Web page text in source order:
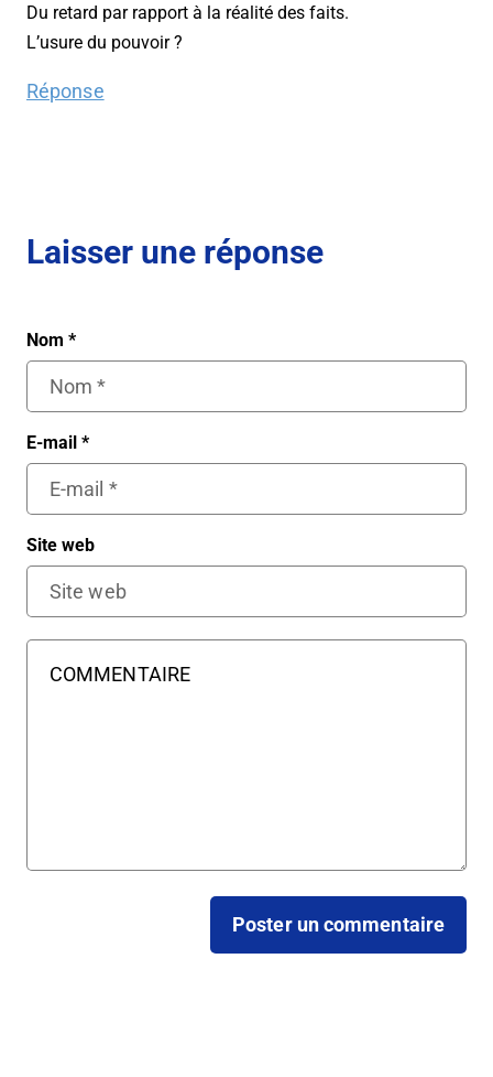
Du retard par rapport à la réalité des faits.
L’usure du pouvoir ?
Réponse
Laisser une réponse
Nom *
E-mail *
Site web